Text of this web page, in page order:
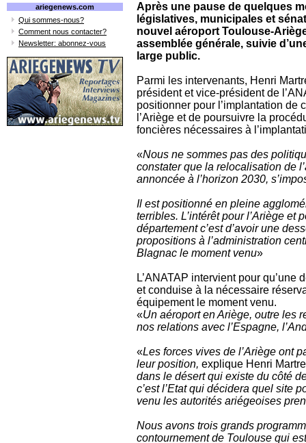
ariegenews.com
Qui sommes-nous?
Comment nous contacter?
Newsletter: abonnez-vous
Après une pause de quelques
législatives, municipales et
nouvel aéroport Toulouse-
assemblée générale, suivie
large public.
Parmi les intervenants, Henri
président et vice-président de
positionner pour l’implantation de
l’Ariège et de poursuivre la
foncières nécessaires à
«Nous ne sommes pas des
constater que la relocalisation de
annoncée à l’horizon 2030,
Il est positionné en pleine
terribles. L’intérêt pour l’Ariège
département c’est d’avoir une
propositions à l’administration
Blagnac le moment venu»
L’ANATAP intervient pour
et conduise à la nécessaire
équipement le moment venu.
«Un aéroport en Ariège, outre les
nos relations avec l’Espagne,
«Les forces vives de l’Ariège ont
leur position, explique Henri
dans le désert qui existe du côté
c’est l’Etat qui décidera quel site
venu les autorités ariégeoises
Nous avons trois grands
contournement de Toulouse qui